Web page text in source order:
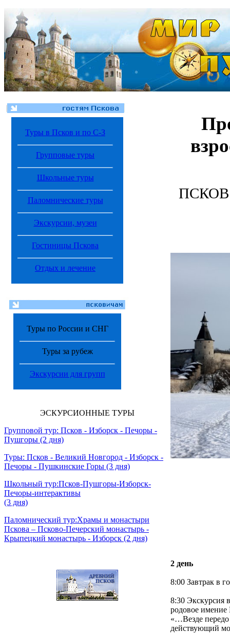
Туры в Псков и по С-З
Групповые туры
Школьные туры
Паломнические туры
Экскурсии, музеи
Гостиницы Пскова
Отдых и лечение
Туры по России и СНГ
Туры за рубеж
Экскурсии для групп
ЭСКУРСИОННЫЕ ТУРЫ
Групповой тур: Псков - Изборск - Печоры -
Пушгоры (2 дня)
Туры: Псков - Великий Новгород - Изборск -
Печоры - Пушкинские Горы (3 дня)
Школьный тур:Псков-Пушгоры-Изборск-
Печоры-интерактивы
(3 дня)
Паломнический тур:Храмы и монастыри
Пскова – Псково-Печерский монастырь -
Крыпецкий монастырь - Изборск (2 дня)
2 день
8:00 Завтрак в
8:30 Экскурсия
родовое
«…Везде
действующий